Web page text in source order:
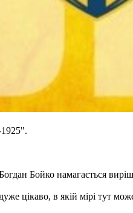
Бойко намагається
цікаво, в якій мірі тут